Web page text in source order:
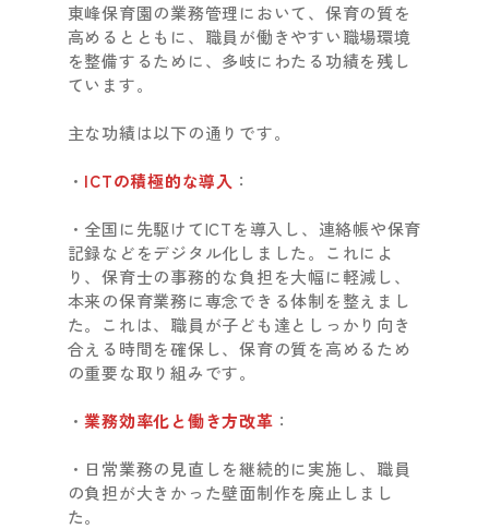
東峰保育園の業務管理において、保育の質を
高めるとともに、職員が働きやすい職場環境
を整備するために、多岐にわたる功績を残し
ています。
主な功績は以下の通りです。
・ ICTの積極的な導入 ：
・全国に先駆けてICTを導入し、連絡帳や保育
記録などをデジタル化しました。これによ
り、保育士の事務的な負担を大幅に軽減し、
本来の保育業務に専念できる体制を整えまし
た。これは、職員が子ども達としっかり向き
合える時間を確保し、保育の質を高めるため
の重要な取り組みです。
・業務効率化と働き方改革 ：
・日常業務の見直しを継続的に実施し、職員
の負担が大きかった壁面制作を廃止しまし
た。